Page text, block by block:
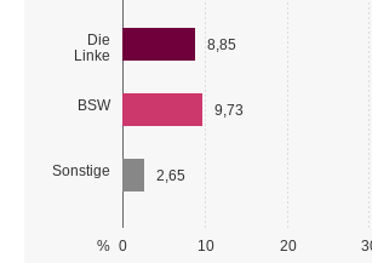
Die
Linke
BSW
Sonstige
0 10 20
%
8,85
9,73
2,65